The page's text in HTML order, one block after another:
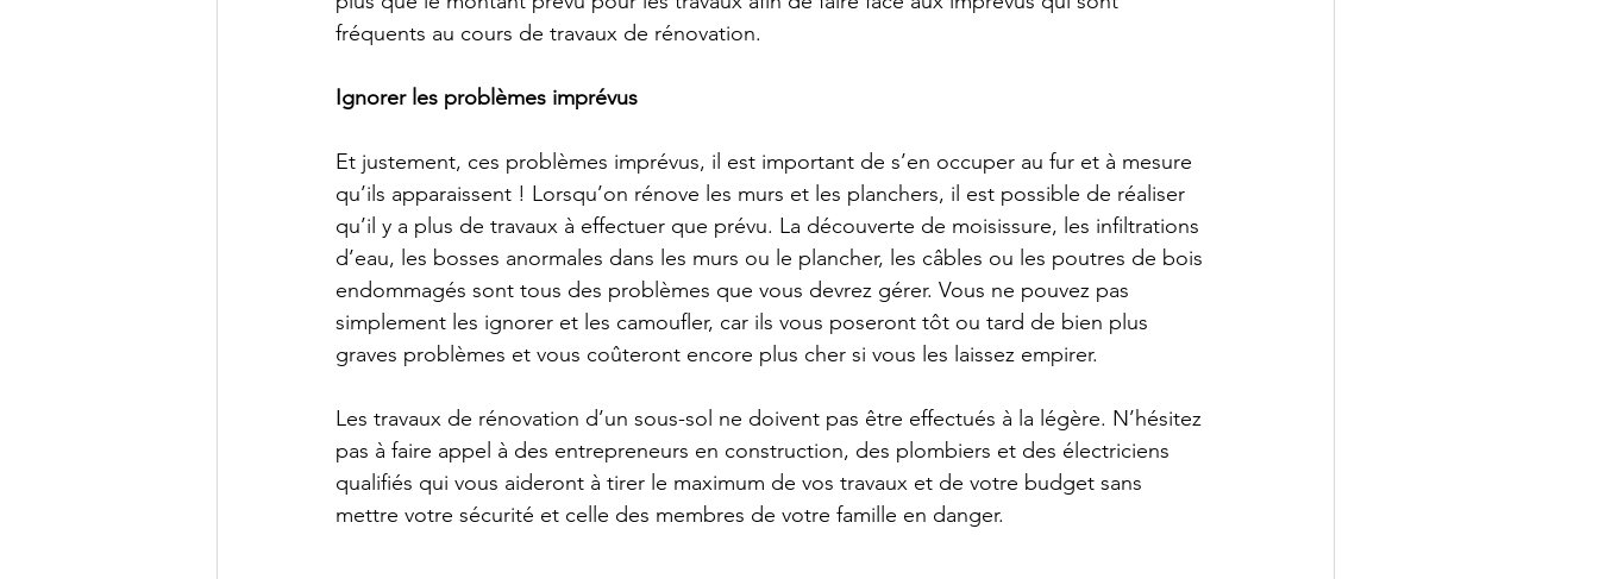
fréquents au cours de travaux de rénovation.
Ignorer les problèmes imprévus
Et justement, ces problèmes imprévus, il est important de s’en occuper au fur et à mesure
qu’ils apparaissent ! Lorsqu’on rénove les murs et les planchers, il est possible de réaliser
qu’il y a plus de travaux à effectuer que prévu. La découverte de moisissure, les infiltrations
d’eau, les bosses anormales dans les murs ou le plancher, les câbles ou les poutres de bois
endommagés sont tous des problèmes que vous devrez gérer. Vous ne pouvez pas
simplement les ignorer et les camoufler, car ils vous poseront tôt ou tard de bien plus
graves problèmes et vous coûteront encore plus cher si vous les laissez empirer.
Les travaux de rénovation d’un sous-sol ne doivent pas être effectués à la légère. N’hésitez
pas à faire appel à des entrepreneurs en construction, des plombiers et des électriciens
qualifiés qui vous aideront à tirer le maximum de vos travaux et de votre budget sans
mettre votre sécurité et celle des membres de votre famille en danger.